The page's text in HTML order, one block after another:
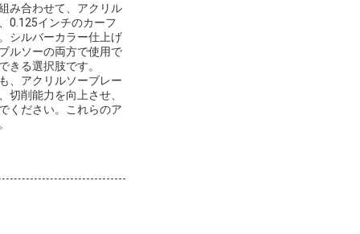
み合わせて、アクリル
0.125インチのカーフ
シルバーカラー仕上げ
ルソーの両方で使用で
きる選択肢です。
、アクリルソーブレー
削能力を向上させ、
ください。これらのア